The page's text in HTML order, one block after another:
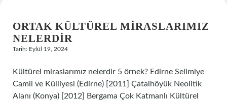
ORTAK KÜLTÜREL MIRASLARIMIZ
NELERDIR
Tarih: Eylül 19, 2024
Kültürel miraslarımız nelerdir 5 örnek? Edirne Selimiye
Camii ve Külliyesi (Edirne) [2011] Çatalhöyük Neolitik
Alanı (Konya) [2012] Bergama Çok Katmanlı Kültürel